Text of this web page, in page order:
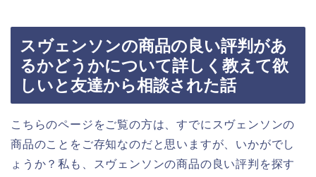
スヴェンソンの商品の良い評判があ
るかどうかについて詳しく教えて欲
しいと友達から相談された話
こちらのページをご覧の方は、すでにスヴェンソンの
商品のことをご存知なのだと思いますが、いかがでし
ょうか？私も、スヴェンソンの商品の良い評判を探す